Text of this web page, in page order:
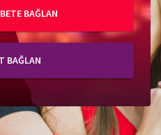
BAĞLAN
BAĞLAN